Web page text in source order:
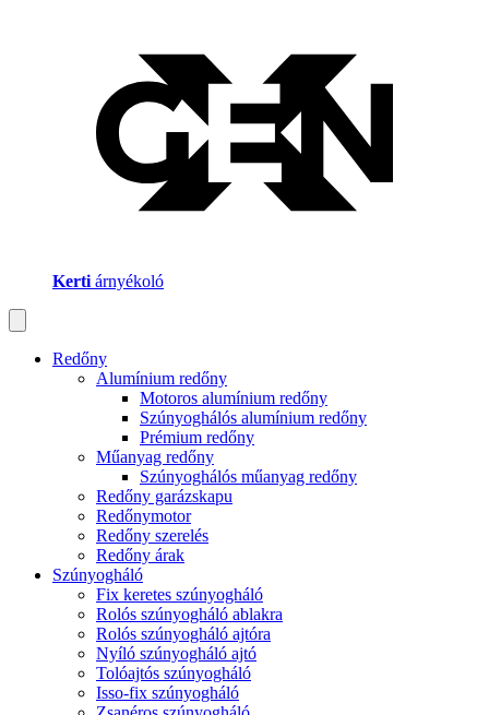
Kerti árnyékoló
Redőny
Alumínium redőny
Motoros alumínium redőny
Szúnyoghálós alumínium redőny
Prémium redőny
Műanyag redőny
Szúnyoghálós műanyag redőny
Redőny garázskapu
Redőnymotor
Redőny szerelés
Redőny árak
Szúnyogháló
Fix keretes szúnyogháló
Rolós szúnyogháló ablakra
Rolós szúnyogháló ajtóra
Nyíló szúnyogháló ajtó
Tolóajtós szúnyogháló
Isso-fix szúnyogháló